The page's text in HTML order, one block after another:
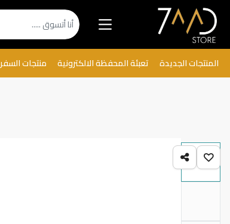
المنتجات الجديدة تعبئة المحفظة الالكترونية منتجات السفر